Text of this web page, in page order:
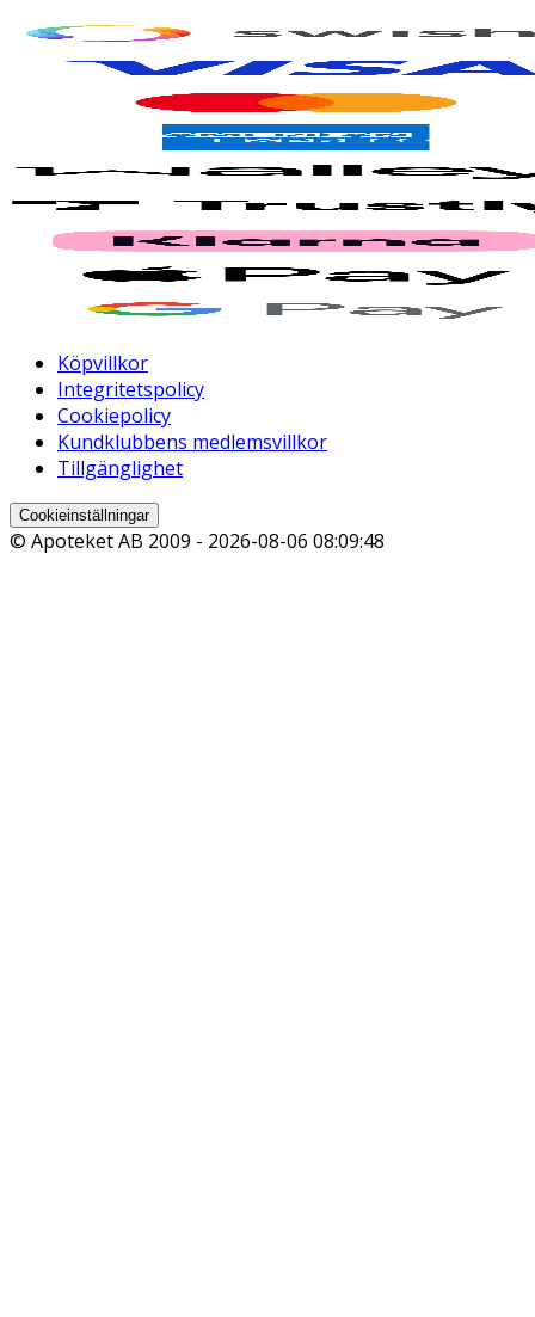
Köpvillkor
Integritetspolicy
Cookiepolicy
Kundklubbens medlemsvillkor
Tillgänglighet
Cookieinställningar
© Apoteket AB 2009 - 2026-08-06 08:09:48